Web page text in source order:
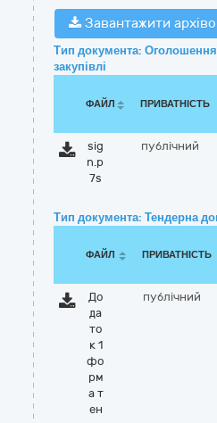
Завантажити
Тип документа:
закупівлі
ФАЙЛ ПРИВАТНІСТЬ
sig
n.p
7s
публічний
Тип документа: Тендерна
ФАЙЛ ПРИВАТНІСТЬ
До
да
то
к 1
фо
рм
а т
ен
публічний